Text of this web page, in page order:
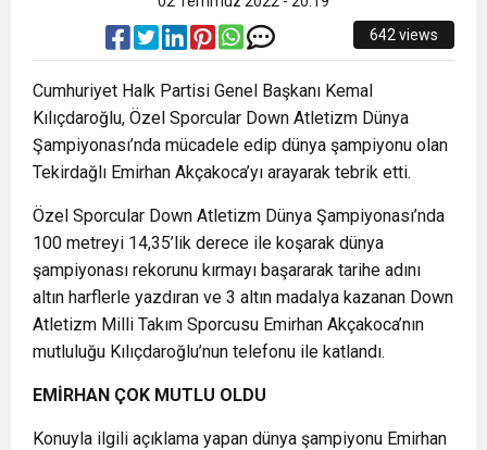
642 views
Cumhuriyet Halk Partisi Genel Başkanı Kemal
Kılıçdaroğlu, Özel Sporcular Down Atletizm Dünya
Şampiyonası’nda mücadele edip dünya şampiyonu olan
Tekirdağlı Emirhan Akçakoca’yı arayarak tebrik etti.
Özel Sporcular Down Atletizm Dünya Şampiyonası’nda
100 metreyi 14,35’lik derece ile koşarak dünya
şampiyonası rekorunu kırmayı başararak tarihe adını
altın harflerle yazdıran ve 3 altın madalya kazanan Down
Atletizm Milli Takım Sporcusu Emirhan Akçakoca’nın
mutluluğu Kılıçdaroğlu’nun telefonu ile katlandı.
EMİRHAN ÇOK MUTLU OLDU
Konuyla ilgili açıklama yapan dünya şampiyonu Emirhan